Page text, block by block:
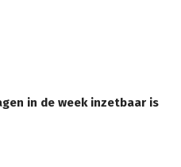
in de week inzetbaar is